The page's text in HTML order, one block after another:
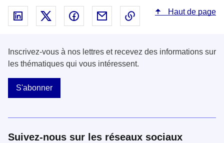
Partager sur Linked In - nouvelle fenêtre
Partager sur X - nouvelle fenêtre
Partager sur Facebook - nouvelle
Partager par email - nouvelle
Copier le lien dans le
Haut de page
Inscrivez-vous à nos lettres et recevez des informations sur
les thématiques qui vous intéressent.
S'abonner
Suivez-nous sur les réseaux sociaux